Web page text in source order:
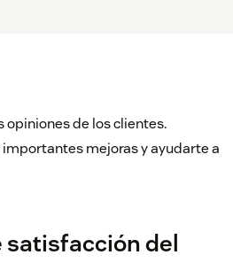
de los clientes.
mejoras y ayudarte a
satisfacción del